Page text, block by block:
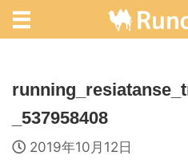
_537958408
2019年10月12日